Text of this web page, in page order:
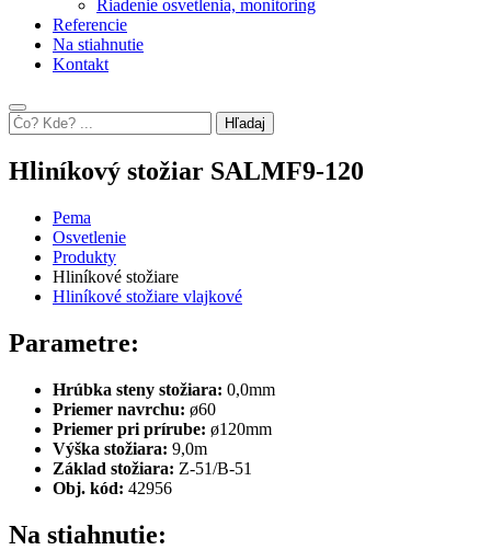
Riadenie osvetlenia, monitoring
Referencie
Na stiahnutie
Kontakt
Hľadaj
Hliníkový stožiar SALMF9-120
Pema
Osvetlenie
Produkty
Hliníkové stožiare
Hliníkové stožiare vlajkové
Parametre:
Hrúbka steny stožiara: 0,0mm
Priemer navrchu: ø60
Priemer pri prírube: ø120mm
Výška stožiara: 9,0m
Základ stožiara: Z-51/B-51
Obj. kód: 42956
Na stiahnutie: